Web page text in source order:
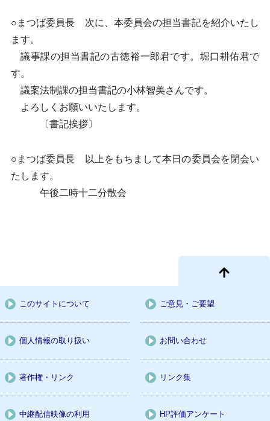
○まつば委員長 次に、本委員会の担当書記を紹介いたし
ます。
議事課の担当書記の古徳裕一郎君です。堀口耕佑君で
す。
議案法制課の担当書記の小林智美さんです。
よろしくお願いいたします。
〔書記挨拶〕
○まつば委員長 以上をもちまして本日の委員会を閉会い
たします。
午後二時十二分散会
このサイトについて ご意見・ご要望
個人情報の取り扱い お問い合わせ
著作権・リンク リンク集
中継配信映像の利用 HP評価アンケート